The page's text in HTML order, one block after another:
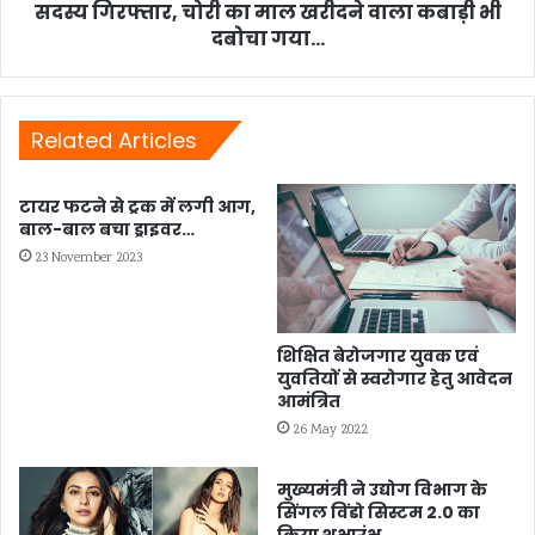
सदस्य
का
खरीदने
वाला
भी
दबोचा
गया...
सदस्य गिरफ्तार, चोरी का माल खरीदने वाला कबाड़ी भी
दबोचा गया...
Related Articles
टायर फटने से ट्रक में लगी आग,
बाल-बाल बचा ड्राइवर…
23 November 2023
शिक्षित बेरोजगार युवक एवं
युवतियों से स्वरोगार हेतु आवेदन
आमंत्रित
26 May 2022
मुख्यमंत्री ने उद्योग विभाग के
सिंगल विंडो सिस्टम 2.0 का